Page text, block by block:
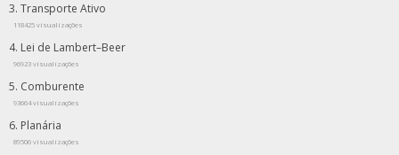
Transporte Ativo
118425 visualizações
Lei de Lambert–Beer
96923 visualizações
Comburente
93664 visualizações
Planária
89506 visualizações